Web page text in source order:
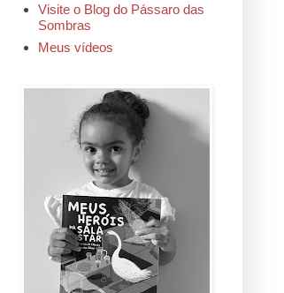
Visite o Blog do Pássaro das
Sombras
Meus vídeos